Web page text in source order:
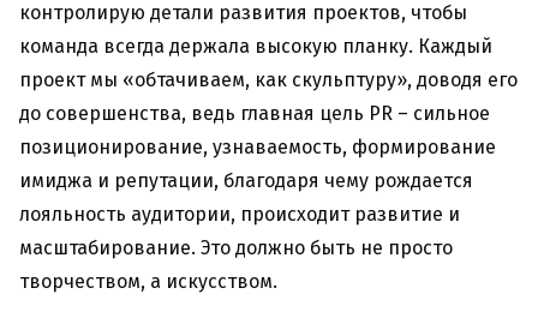
контролирую детали развития проектов, чтобы
команда всегда держала высокую планку. Каждый
проект мы «обтачиваем, как скульптуру», доводя его
до совершенства, ведь главная цель PR – сильное
позиционирование, узнаваемость, формирование
имиджа и репутации, благодаря чему рождается
лояльность аудитории, происходит развитие и
масштабирование. Это должно быть не просто
творчеством, а искусством.